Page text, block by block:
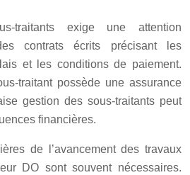
traitants exige une attention
contrats écrits précisant les
et les conditions de paiement.
traitant possède une assurance
gestion des sous-traitants peut
financières.
de l’avancement des travaux
DO sont souvent nécessaires.